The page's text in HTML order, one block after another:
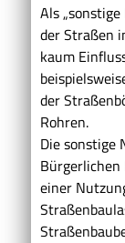
Als
der Straßen
kaum
der
Rohren.
Die sonstige
einer